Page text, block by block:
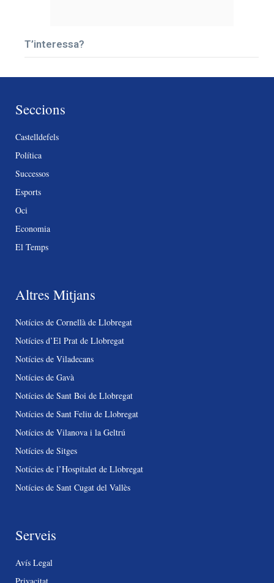
T’interessa?
Seccions
Castelldefels
Política
Successos
Esports
Oci
Economia
El Temps
Altres Mitjans
Notícies de Cornellà de Llobregat
Notícies d’El Prat de Llobregat
Notícies de Viladecans
Notícies de Gavà
Notícies de Sant Boi de Llobregat
Notícies de Sant Feliu de Llobregat
Notícies de Vilanova i la Geltrú
Notícies de Sitges
Notícies de l’Hospitalet de Llobregat
Notícies de Sant Cugat del Vallès
Serveis
Avís Legal